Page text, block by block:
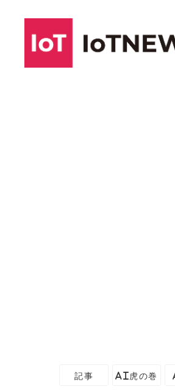
記事 AI虎の巻